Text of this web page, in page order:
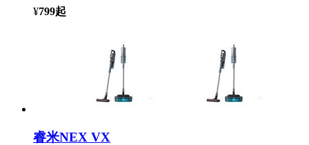
¥799起
睿米NEX VX